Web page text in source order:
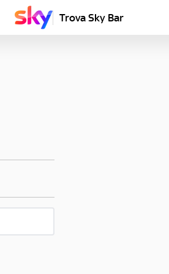
Trova Sky Bar